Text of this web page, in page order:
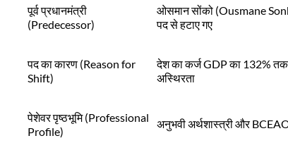
पूर्व प्रधानमंत्री
(Predecessor)
ओसमान सोंको (Ousmane
पद से हटाए गए
पद का कारण (Reason for
Shift)
देश का कर्ज GDP का 132%
अस्थिरता
पेशेवर पृष्ठभूमि (Professional
Profile)
अनुभवी अर्थशास्त्री और